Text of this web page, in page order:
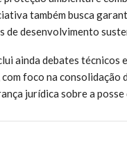
também busca
desenvolvimento
ainda debates
foco na consolidação
jurídica sobre a posse